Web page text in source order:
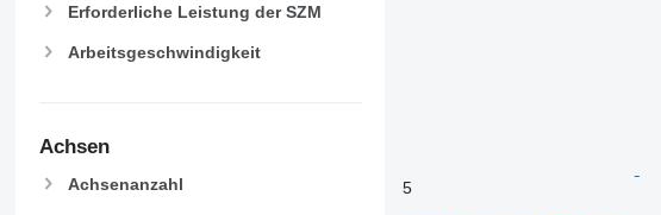
Erforderliche Leistung der SZM
Arbeitsgeschwindigkeit
Achsen
Achsenanzahl
5